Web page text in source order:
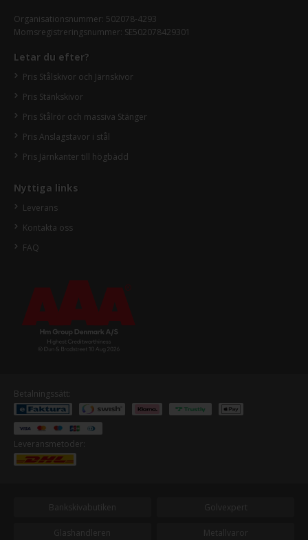
Organisationsnummer: 502078-4293
Momsregistreringsnummer: SE502078429301
Letar du efter?
Pris Stålskivor och Järnskivor
Pris Stänkskivor
Pris Stålrör och massiva Stänger
Pris Anslagstavor i stål
Pris Järnkanter till högbädd
Nyttiga links
Leverans
Kontakta oss
FAQ
Betalningssätt:
Leveransmetoder:
Bankskivabutiken Golvexpert
Glashandleren Metallvaror